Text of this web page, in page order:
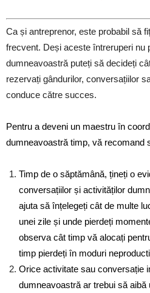
Ca și antreprenor, este probabil să
frecvent. Deși aceste întreruperi nu
dumneavoastră puteți să decideți
rezervați gândurilor, conversațiilor
conduce către succes.
Pentru a deveni un maestru în
dumneavoastră timp, vă recomand
Timp de o săptămână, țineți o
conversațiilor și activităților
ajuta să înțelegeți cât de multe
unei zile și unde pierdeți
observa cât timp vă alocați
timp pierdeți în moduri
Orice activitate sau conversație
dumneavoastră ar trebui să